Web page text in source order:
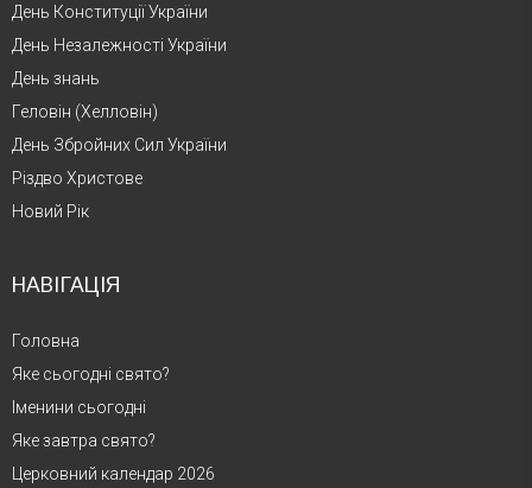
День Конституції України
День Незалежності України
День знань
Геловін (Хелловін)
День Збройних Сил України
Різдво Христове
Новий Рік
НАВІГАЦІЯ
Головна
Яке сьогодні свято?
Іменини сьогодні
Яке завтра свято?
Церковний календар 2026